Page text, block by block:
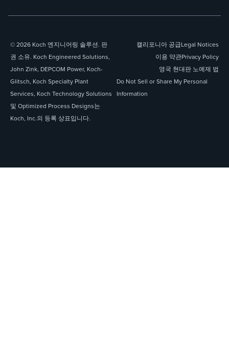
© 2026 Koch 엔지니어링 솔루션. 판
권 소유. Koch Engineered Solutions,
John Zink, DEPCOM Power, Koch-
Glitsch, Koch Specialty Plant
Services, Koch Technology Solutions
및 Optimized Process Designs는
Koch, Inc.의 등록 상표입니다.
캘리포니아 공급Legal Notices
이용 약관Privacy Policy
영국 현대판 노예제 법
Do Not Sell or Share My Personal
Information